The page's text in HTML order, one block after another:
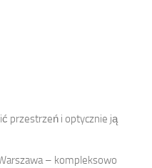
przestrzeń i optycznie ją
– kompleksowo